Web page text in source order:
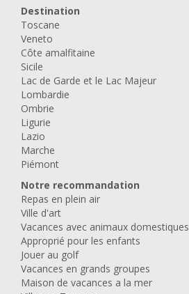
Destination
Toscane
Veneto
Côte amalfitaine
Sicile
Lac de Garde et le Lac Majeur
Lombardie
Ombrie
Ligurie
Lazio
Marche
Piémont
Notre recommandation
Repas en plein air
Ville d'art
Vacances avec animaux domestiques
Approprié pour les enfants
Jouer au golf
Vacances en grands groupes
Maison de vacances a la mer